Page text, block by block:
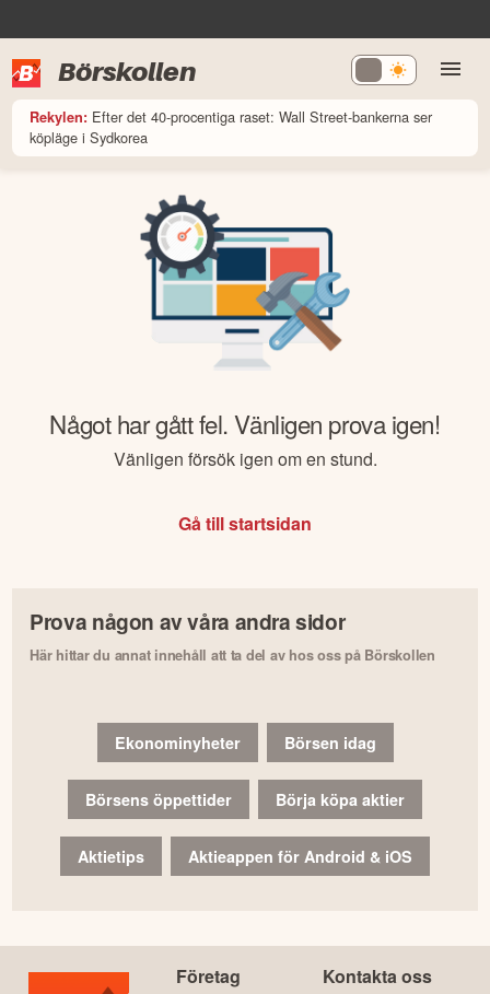
Börskollen
Rekylen: Efter det 40-procentiga raset: Wall Street-bankerna ser
köpläge i Sydkorea
Något har gått fel. Vänligen prova igen!
Vänligen försök igen om en stund.
Gå till startsidan
Prova någon av våra andra sidor
Här hittar du annat innehåll att ta del av hos oss på Börskollen
Ekonominyheter Börsen idag
Börsens öppettider Börja köpa aktier
Aktietips Aktieappen för Android & iOS
Företag Kontakta oss